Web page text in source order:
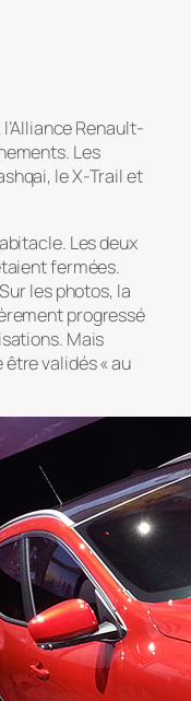
, l’Alliance Renault-
Les
le X-Trail et
Les deux
fermées.
les photos, la
progressé
Mais
validés « au